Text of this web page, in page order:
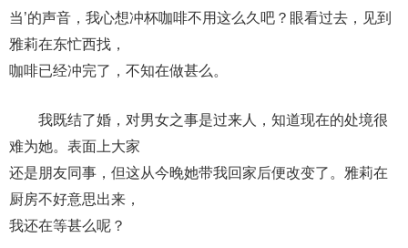
当’的声音，我心想冲杯咖啡不用这么久吧？眼看过去，见到
雅莉在东忙西找，
咖啡已经冲完了，不知在做甚么。
我既结了婚，对男女之事是过来人，知道现在的处境很
难为她。表面上大家
还是朋友同事，但这从今晚她带我回家后便改变了。雅莉在
厨房不好意思出来，
我还在等甚么呢？